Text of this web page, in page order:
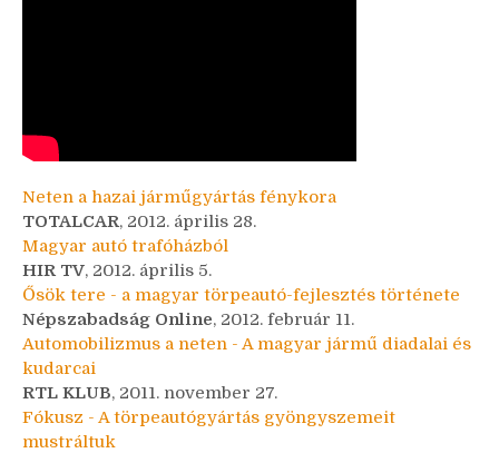
Neten a hazai járműgyártás fénykora
TOTALCAR, 2012. április 28.
Magyar autó trafóházból
HIR TV, 2012. április 5.
Ősök tere - a magyar törpeautó-fejlesztés története
Népszabadság Online, 2012. február 11.
Automobilizmus a neten - A magyar jármű diadalai és
kudarcai
RTL KLUB, 2011. november 27.
Fókusz - A törpeautógyártás gyöngyszemeit
mustráltuk